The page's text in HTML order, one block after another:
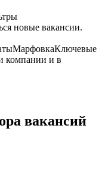
новые вакансии.
МарфовкаКлючевые
компании и в
вакансий